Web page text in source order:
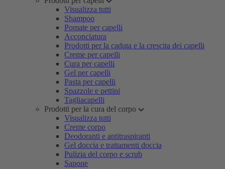
Visualizza tutti
Shampoo
Pomate per capelli
Acconciatura
Prodotti per la caduta e la crescita dei capelli
Creme per capelli
Cura per capelli
Gel per capelli
Pasta per capelli
Spazzole e pettini
Tagliacapelli
Prodotti per la cura del corpo
Visualizza tutti
Creme corpo
Deodoranti e antitraspiranti
Gel doccia e trattamenti doccia
Pulizia del corpo e scrub
Sapone